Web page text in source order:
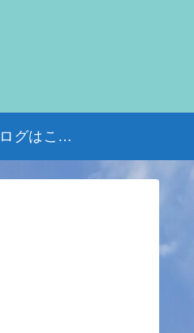
息子のブログはこちら